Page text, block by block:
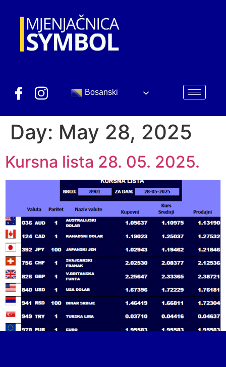
Bosanski
Day: May 28, 2025
Kursna lista 28. 05. 2025.